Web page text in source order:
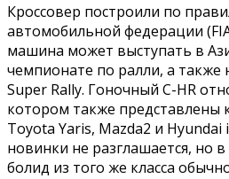
Кроссовер построили по
автомобильной федерации
машина может выступать в
чемпионате по ралли, а
Super Rally. Гоночный C-HR
котором также представлены
Toyota Yaris, Mazda2 и Hyundai
новинки не разглашается, но
болид из того же класса